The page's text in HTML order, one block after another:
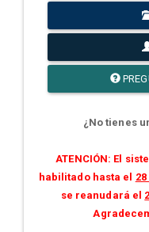
¿No tienes
ATENCIÓN: El
habilitado hasta el
se reanudará el